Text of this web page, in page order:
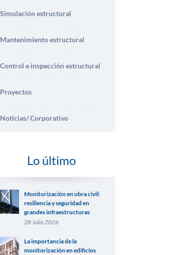
Simulación estructural
Mantenimiento estructural
Control e inspección estructural
Proyectos
Noticias/ Corporativo
Lo último
Monitorización en obra civil:
resiliencia y seguridad en
grandes infraestructuras
28 Julio 2026
La importancia de la
monitorización en edificios